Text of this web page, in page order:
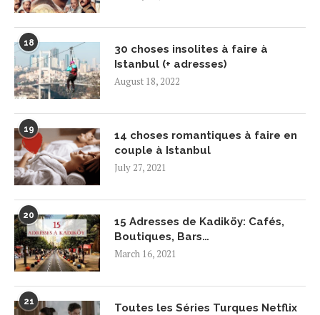
18
30 choses insolites à faire à
Istanbul (+ adresses)
August 18, 2022
19
14 choses romantiques à faire en
couple à Istanbul
July 27, 2021
20
15 Adresses de Kadiköy: Cafés,
Boutiques, Bars…
March 16, 2021
21
Toutes les Séries Turques Netflix